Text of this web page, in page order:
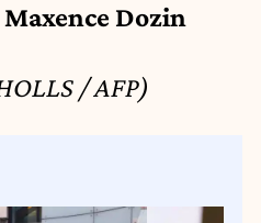
Dozin
/ AFP)